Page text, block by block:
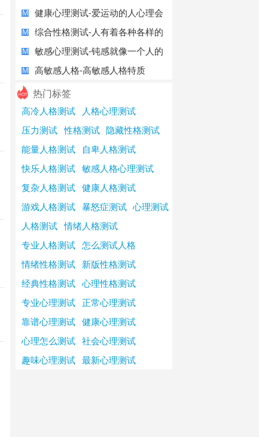
惫的
M
健康心理测试-爱运动的人心理会
更健康
M
综合性格测试-人有着各种各样的
情绪
M
敏感心理测试-钝感就像一个人的
免疫力
M 高敏感人格-高敏感人格特质
热门标签
高冷人格测试
人格心理测试
压力测试 性格测试 隐藏性格测试
能量人格测试
自卑人格测试
快乐人格测试 敏感人格心理测试
复杂人格测试 健康人格测试
游戏人格测试 暴怒症测试 心理测试
人格测试 情绪人格测试
专业人格测试 怎么测试人格
情绪性格测试 新版性格测试
经典性格测试 心理性格测试
专业心理测试 正常心理测试
靠谱心理测试 健康心理测试
心理怎么测试 社会心理测试
趣味心理测试 最新心理测试